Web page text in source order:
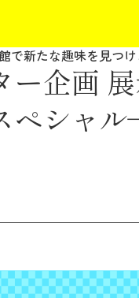
で新たな趣味を見
ー企画
シャ